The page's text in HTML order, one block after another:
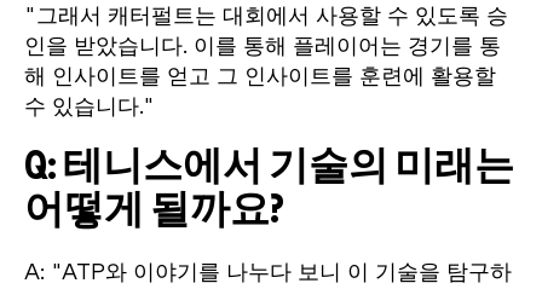
"그래서 캐터펄트는 대회에서 사용할 수 있도록 승
인을 받았습니다. 이를 통해 플레이어는 경기를 통
해 인사이트를 얻고 그 인사이트를 훈련에 활용할
수 있습니다."
Q: 테니스에서 기술의 미래는
어떻게 될까요?
A: "ATP와 이야기를 나누다 보니 이 기술을 탐구하